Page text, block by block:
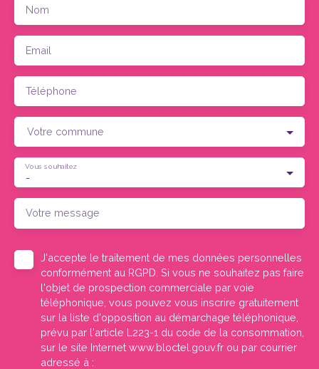
Nom
Email
Téléphone
Votre commune
-
Vous souhaitez
Votre message
J'accepte le traitement de mes données personnelles
conformément au RGPD. Si vous ne souhaitez pas faire
l'objet de prospection commerciale par voie
téléphonique, vous pouvez vous inscrire gratuitement
sur la liste d'opposition au démarchage téléphonique,
prévu par l'article L223-1 du code de la consommation,
sur le site Internet www.bloctel.gouv.fr ou par courrier
adressé à :